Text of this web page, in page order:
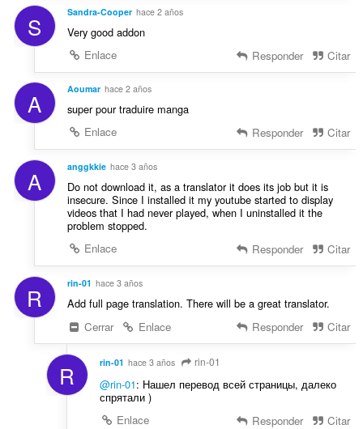
S Sandra-Cooper hace 2 años
Very good addon
Enlace
Responder Citar
A Aoumar hace 2 años
super pour traduire manga
Enlace
Responder Citar
A anggkkie hace 3 años
Do not download it, as a translator it does its job but it is
insecure. Since I installed it my youtube started to display
videos that I had never played, when I uninstalled it the
problem stopped.
Enlace
Responder Citar
R rin-01 hace 3 años
Add full page translation. There will be a great translator.
Cerrar
Enlace Responder Citar
R rin-01 hace 3 años rin-01
@rin-01: Нашел перевод всей страницы, далеко
спрятали )
Enlace
Responder Citar